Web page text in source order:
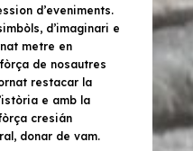
d’eveniments.
d’imaginari e
metre en
de nosautres
restacar la
e amb la
cresián
donar de vam.